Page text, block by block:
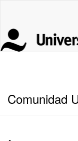
Comunidad